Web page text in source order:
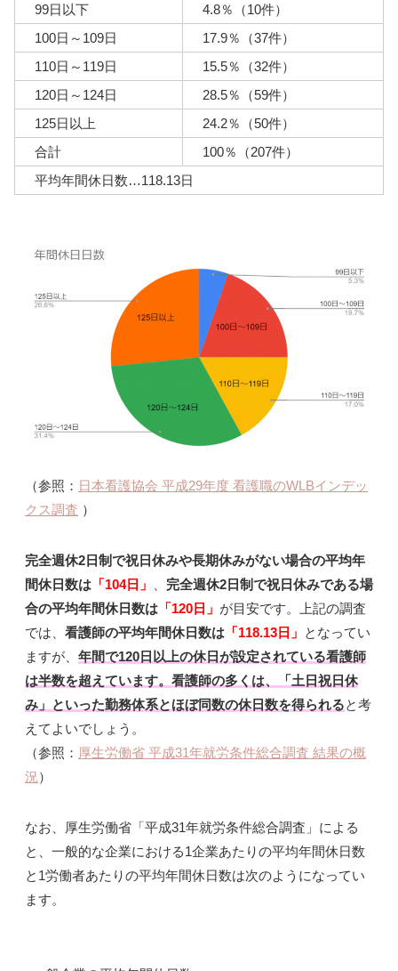
99日以下
4.8％（10件）
100日～109日
17.9％（37件）
110日～119日
15.5％（32件）
120日～124日
28.5％（59件）
125日以上
24.2％（50件）
合計
100％（207件）
平均年間休日数…118.13日
（参照： 日本看護協会 平成29年度 看護職のWLBインデッ
クス調査 ）
完全週休2日制で祝日休みや長期休みがない場合の平均年
間休日数は 「104日」
完全週休2日制で祝日休みである場
合の平均年間休日数は 「120日」 が目安です。上記の調査
では、 看護師の平均年間休日数は 「118.13日」 となってい
ますが、 年間で120日以上の休日が設定されている看護師
は半数を超えています。 看護師の多くは、「土日祝日休
み」といった勤務体系とほぼ同数の休日数を得られると考
えてよいでしょう。
（参照： 厚生労働省 平成31年就労条件総合調査 結果の概
況 ）
なお、厚生労働省「平成31年就労条件総合調査」による
と、一般的な企業における1企業あたりの平均年間休日数
と1労働者あたりの平均年間休日数は次のようになってい
ます。